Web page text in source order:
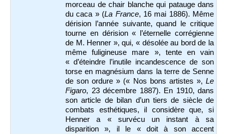
morceau de chair blanche qui patauge dans
du caca » (La France, 16 mai 1886). Même
dérision l’année suivante, quand le critique
tourne en dérision « l’éternelle corrégienne
de M. Henner », qui, « désolée au bord de la
même fuligineuse mare », tente en vain
« d’éteindre l’inutile incandescence de son
torse en magnésium dans la terre de Senne
de son ordure » (« Nos bons artistes », Le
Figaro, 23 décembre 1887). En 1910, dans
son article de bilan d’un tiers de siècle de
combats esthétiques, il considère que, si
Henner a « survécu un instant à sa
disparition », il le « doit à son accent